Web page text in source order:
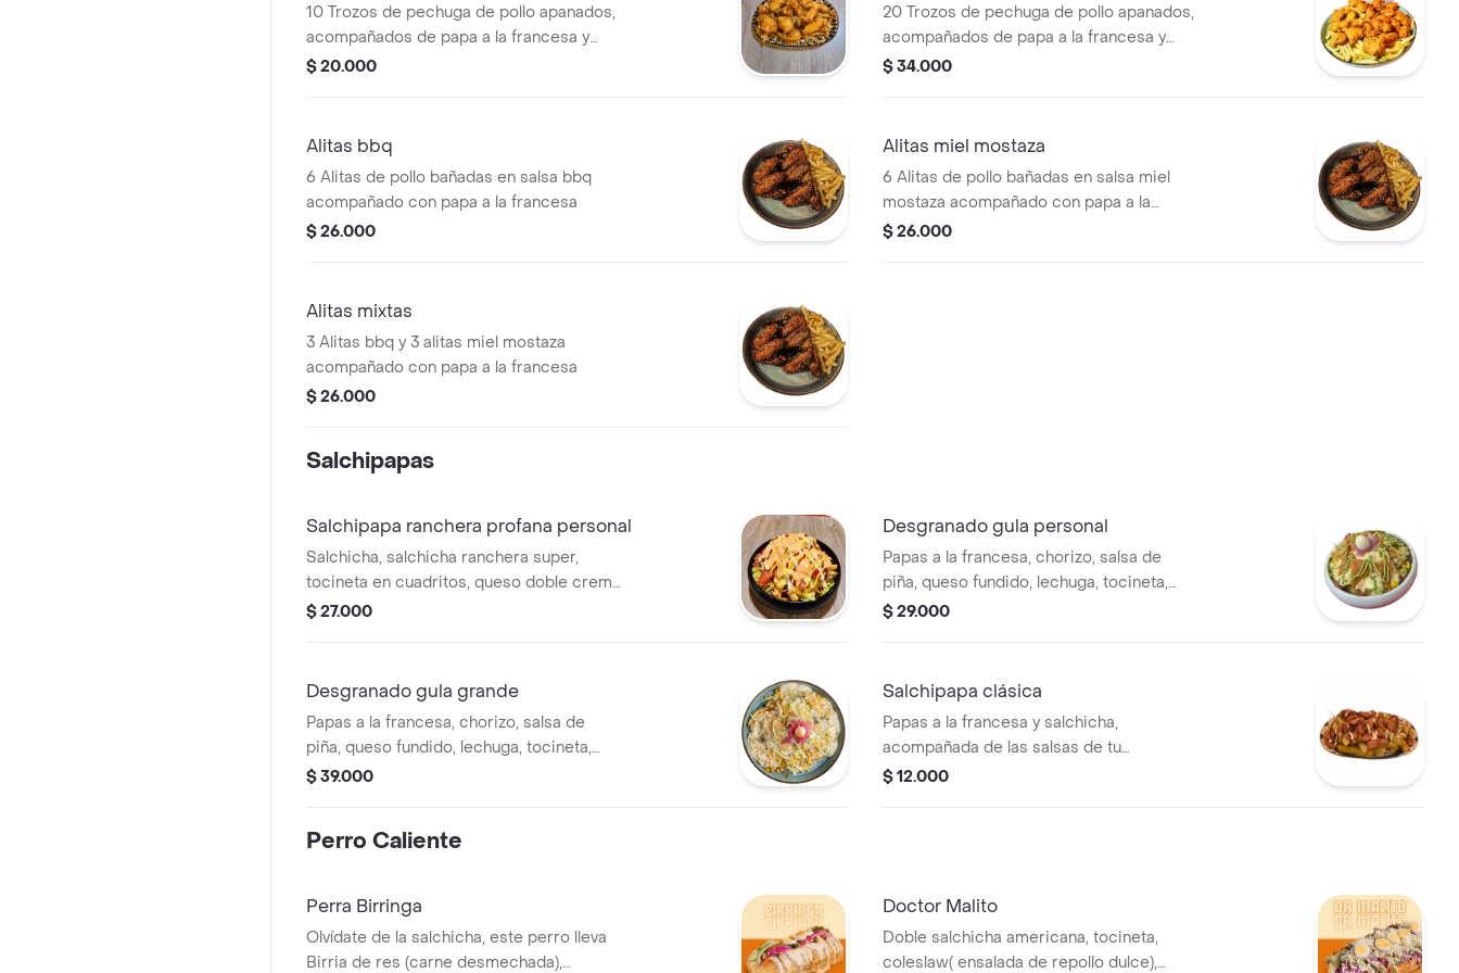
10 Trozos de pechuga de pollo apanados,
acompañados de papa a la francesa y
salsa rosada
$ 20.000
20 Trozos de pechuga de pollo apanados,
acompañados de papa a la francesa y
salsa rosada
$ 34.000
Alitas bbq
6 Alitas de pollo bañadas en salsa bbq
acompañado con papa a la francesa
$ 26.000
Alitas miel mostaza
6 Alitas de pollo bañadas en salsa miel
mostaza acompañado con papa a la
francesa
$ 26.000
Alitas mixtas
3 Alitas bbq y 3 alitas miel mostaza
acompañado con papa a la francesa
$ 26.000
Salchipapas
Salchipapa ranchera profana personal
Salchicha, salchicha ranchera super,
tocineta en cuadritos, queso doble crema
fundido, lechuga , papa ala francesa y
$ 27.000
Desgranado gula personal
Papas a la francesa, chorizo, salsa de
piña, queso fundido, lechuga, tocineta,
birria, salsa chipotle, salsa de la casa,
$ 29.000
Desgranado gula grande
Papas a la francesa, chorizo, salsa de
piña, queso fundido, lechuga, tocineta,
birria, salsa chipotle, salsa de la casa,
$ 39.000
Salchipapa clásica
Papas a la francesa y salchicha,
acompañada de las salsas de tu
preferencia
$ 12.000
Perro Caliente
Perra Birringa
Olvídate de la salchicha, este perro lleva
Birria de res (carne desmechada),
Doctor Malito
Doble salchicha americana, tocineta,
coleslaw( ensalada de repollo dulce),